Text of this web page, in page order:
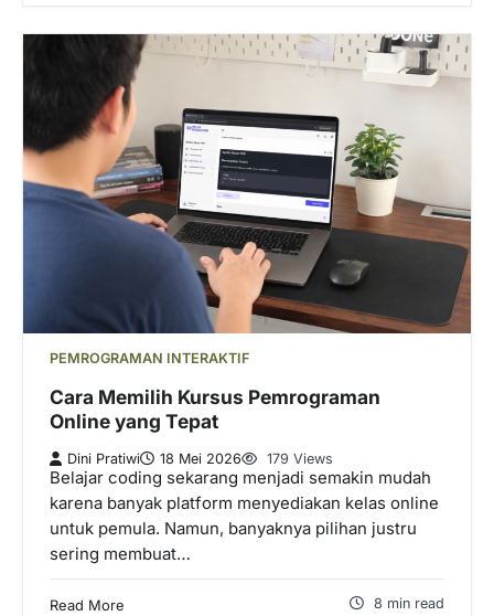
PEMROGRAMAN INTERAKTIF
Cara Memilih Kursus Pemrograman
Online yang Tepat
Dini Pratiwi 18 Mei 2026 179 Views
Belajar coding sekarang menjadi semakin mudah
karena banyak platform menyediakan kelas online
untuk pemula. Namun, banyaknya pilihan justru
sering membuat…
Read More 8 min read